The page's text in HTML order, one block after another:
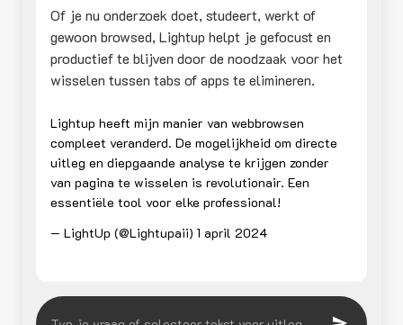
Of je nu onderzoek doet, studeert, werkt of
gewoon browsed, Lightup helpt je gefocust en
productief te blijven door de noodzaak voor het
wisselen tussen tabs of apps te elimineren.
Lightup heeft mijn manier van webbrowsen
compleet veranderd. De mogelijkheid om directe
uitleg en diepgaande analyse te krijgen zonder
van pagina te wisselen is revolutionair. Een
essentiële tool voor elke professional!
— LightUp (@Lightupaii) 1 april 2024